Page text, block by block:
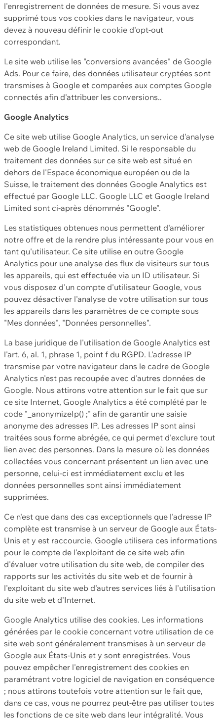
l'enregistrement de données de mesure. Si vous avez
supprimé tous vos cookies dans le navigateur, vous
devez à nouveau définir le cookie d'opt-out
correspondant.
Le site web utilise les "conversions avancées" de Google
Ads. Pour ce faire, des données utilisateur cryptées sont
transmises à Google et comparées aux comptes Google
connectés afin d'attribuer les conversions..
Google Analytics
Ce site web utilise Google Analytics, un service d'analyse
web de Google Ireland Limited. Si le responsable du
traitement des données sur ce site web est situé en
dehors de l'Espace économique européen ou de la
Suisse, le traitement des données Google Analytics est
effectué par Google LLC. Google LLC et Google Ireland
Limited sont ci-après dénommés "Google".
Les statistiques obtenues nous permettent d'améliorer
notre offre et de la rendre plus intéressante pour vous en
tant qu'utilisateur. Ce site utilise en outre Google
Analytics pour une analyse des flux de visiteurs sur tous
les appareils, qui est effectuée via un ID utilisateur. Si
vous disposez d'un compte d'utilisateur Google, vous
pouvez désactiver l'analyse de votre utilisation sur tous
les appareils dans les paramètres de ce compte sous
"Mes données", "Données personnelles".
La base juridique de l'utilisation de Google Analytics est
l'art. 6, al. 1, phrase 1, point f du RGPD. L'adresse IP
transmise par votre navigateur dans le cadre de Google
Analytics n'est pas recoupée avec d'autres données de
Google. Nous attirons votre attention sur le fait que sur
ce site Internet, Google Analytics a été complété par le
code "_anonymizeIp() ;" afin de garantir une saisie
anonyme des adresses IP. Les adresses IP sont ainsi
traitées sous forme abrégée, ce qui permet d'exclure tout
lien avec des personnes. Dans la mesure où les données
collectées vous concernant présentent un lien avec une
personne, celui-ci est immédiatement exclu et les
données personnelles sont ainsi immédiatement
supprimées.
Ce n'est que dans des cas exceptionnels que l'adresse IP
complète est transmise à un serveur de Google aux États-
Unis et y est raccourcie. Google utilisera ces informations
pour le compte de l'exploitant de ce site web afin
d'évaluer votre utilisation du site web, de compiler des
rapports sur les activités du site web et de fournir à
l'exploitant du site web d'autres services liés à l'utilisation
du site web et d'Internet.
Google Analytics utilise des cookies. Les informations
générées par le cookie concernant votre utilisation de ce
site web sont généralement transmises à un serveur de
Google aux États-Unis et y sont enregistrées. Vous
pouvez empêcher l'enregistrement des cookies en
paramétrant votre logiciel de navigation en conséquence
; nous attirons toutefois votre attention sur le fait que,
dans ce cas, vous ne pourrez peut-être pas utiliser toutes
les fonctions de ce site web dans leur intégralité. Vous